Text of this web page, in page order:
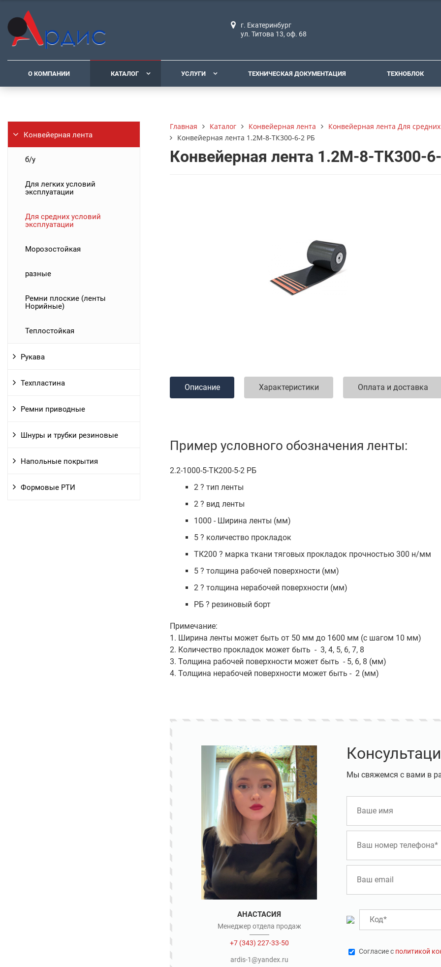
г. Екатеринбург
ул. Титова 13, оф. 68
О КОМПАНИИ КАТАЛОГ УСЛУГИ ТЕХНИЧЕСКАЯ ДОКУМЕНТАЦИЯ ТЕХНОБЛОК
Конвейерная лента
б/у
Для легких условий
эксплуатации
Для средних условий
эксплуатации
Морозостойкая
разные
Ремни плоские (ленты
Норийные)
Теплостойкая
Рукава
Техпластина
Ремни приводные
Шнуры и трубки резиновые
Напольные покрытия
Формовые РТИ
Главная Каталог Конвейерная лента
Конвейерная лента Для
Конвейерная лента 1.2М-8-ТК300-6-2 РБ
Конвейерная лента 1.2М-8-ТК300-
Описание Характеристики Оплата и доставка
Пример условного обозначения ленты:
2.2-1000-5-ТК200-5-2 РБ
2 ? тип ленты
2 ? вид ленты
1000 - Ширина ленты (мм)
5 ? количество прокладок
ТК200 ? марка ткани тяговых прокладок прочностью 300 н/мм
5 ? толщина рабочей поверхности (мм)
2 ? толщина нерабочей поверхности (мм)
РБ ? резиновый борт
Примечание:
1. Ширина ленты может быть от 50 мм до 1600 мм (с шагом 10 мм)
2. Количество прокладок может быть - 3, 4, 5, 6, 7, 8
3. Толщина рабочей поверхности может быть - 5, 6, 8 (мм)
4. Толщина нерабочей поверхности может быть - 2 (мм)
АНАСТАСИЯ
Менеджер отдела продаж
+7 (343) 227-33-50
ardis-1@yandex.ru
Мы свяжемся с вами в
Cогласие с политикой